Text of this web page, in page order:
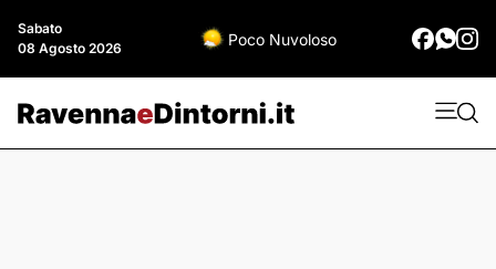
Sabato
08 Agosto 2026
Poco Nuvoloso